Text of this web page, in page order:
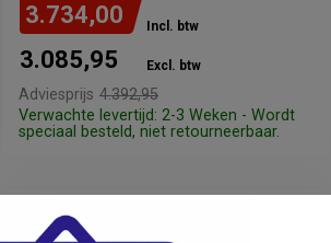
3.734,00 Incl. btw
3.085,95 Excl. btw
Adviesprijs 4.392,95
Verwachte levertijd: 2-3 Weken - Wordt
speciaal besteld, niet retourneerbaar.